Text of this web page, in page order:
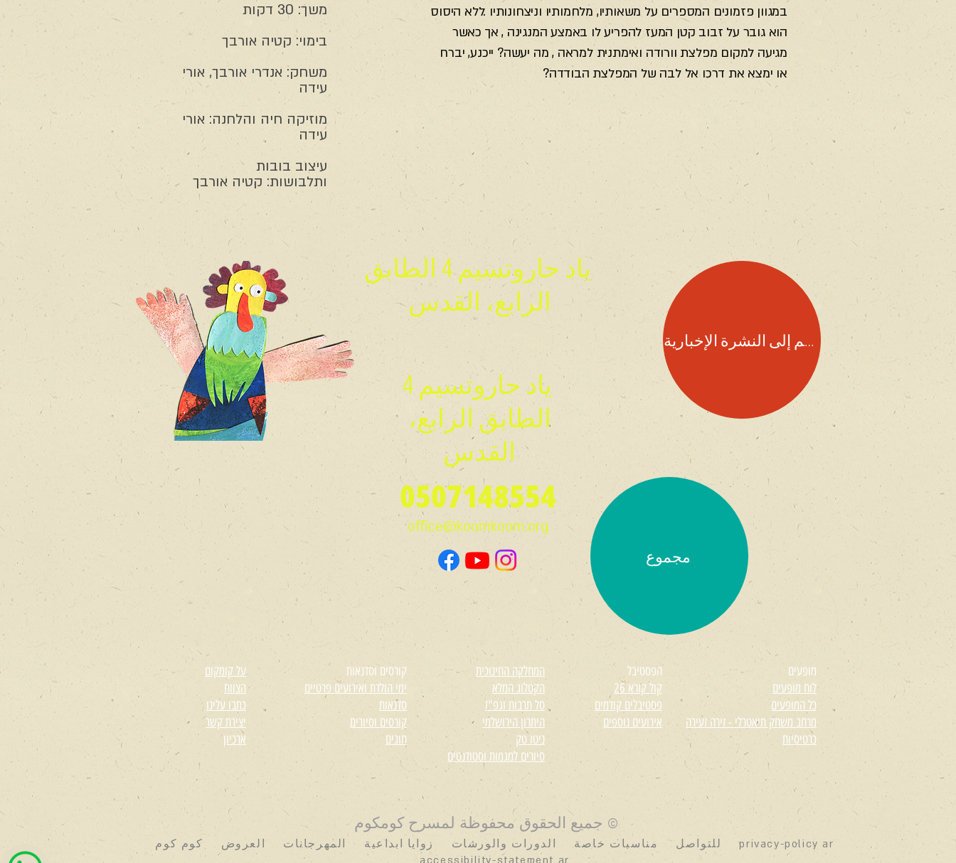
משך: 30 דקות
בימוי: קטיה אורבך
משחק: אנדרי אורבך, אורי
עידה
מוזיקה חיה והלחנה: אורי
עידה
עיצוב בובות
ותלבושות: קטיה אורבך
במגוון פזמונים המספרים על משאותיו, מלחמותיו וניצחונותיו .ללא היסוס
הוא גובר על זבוב קטן המעז להפריע לו באמצע המנגינה , אך כאשר
מגיעה למקום מפלצת וורודה ואימתנית למראה , מה יעשה? ייכנע, יברח
או ימצא את דרכו אל לבה של המפלצת הבודדה?
ياد حاروتسيم 4
الطابق الرابع،
القدس
ياد حاروتسيم 4 الطابق
الرابع، القدس
انضم إلى النشرة الإخبارية!
0507148554
office@koomkoom.org
مجموع
על קומקום
הצוות
כתבו עלינו
יצירת קשר
ארכיון
קורסים וסדנאות
ימי הולדת ואירועים פרטיים
סדנאות
קורסים וסיורים
חוגים
המחלקה החינוכית
הקטלוג המלא
סל תרבות וגפ"I
היתרון הירושלמי
ניטו טק
סיורים למגמות וסטודנטים
מופעים
לוח מופעים
כל המופעים
מרחב משחק תיאטרלי - זירה זעירה
כרטיסיות
הפסטיבל
קול קורא 26
פסטיבלים קודמים
אירועים נוספים
© جميع الحقوق محفوظة لمسرح كومكوم
كوم كوم العروض المهرجانات زوايا ابداعية الدورات والورشات مناسبات خاصة للتواصل
privacy-policy ar